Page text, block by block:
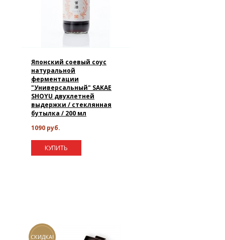
Японский соевый соус
натуральной
ферментации
"Универсальный" SAKAE
SHOYU двухлетней
выдержки / стеклянная
бутылка / 200 мл
1090 руб.
КУПИТЬ
СКИДКА!